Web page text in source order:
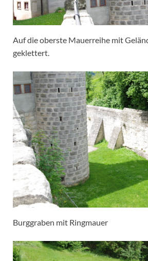
Auf die oberste Mauerreihe mit
geklettert.
Burggraben mit Ringmauer